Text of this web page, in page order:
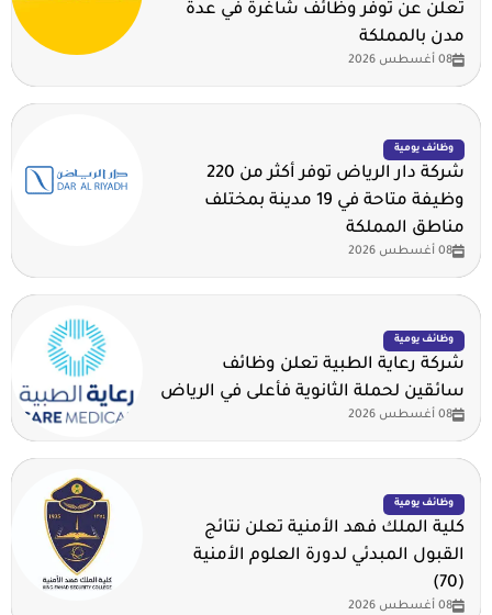
تعلن عن توفر وظائف شاغرة في عدة
مدن بالمملكة
08 أغسطس 2026
وظائف يومية
شركة دار الرياض توفر أكثر من 220
وظيفة متاحة في 19 مدينة بمختلف
مناطق المملكة
08 أغسطس 2026
وظائف يومية
شركة رعاية الطبية تعلن وظائف
سائقين لحملة الثانوية فأعلى في الرياض
08 أغسطس 2026
وظائف يومية
كلية الملك فهد الأمنية تعلن نتائج
القبول المبدئي لدورة العلوم الأمنية
(70)
08 أغسطس 2026